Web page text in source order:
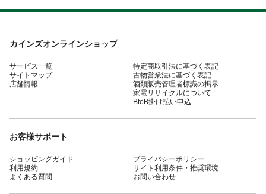
カインズオンラインショップ
サービス一覧
サイトマップ
店舗情報
特定商取引法に基づく表記
古物営業法に基づく表記
酒類販売管理者標識の掲示
家電リサイクルについて
BtoB掛け払い申込
お客様サポート
ショッピングガイド
利用規約
よくある質問
プライバシーポリシー
サイト利用条件・推奨環境
お問い合わせ